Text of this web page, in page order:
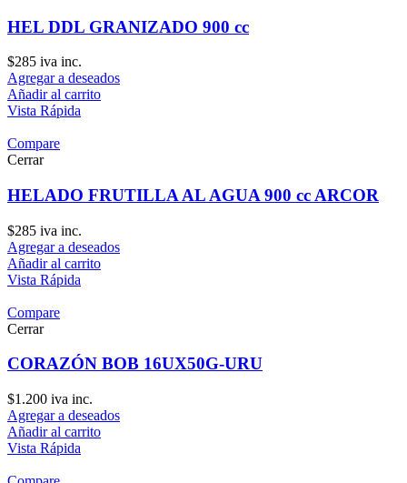
HEL DDL GRANIZADO 900 cc
$285 iva inc.
Agregar a deseados
Añadir al carrito
Vista Rápida
Compare
Cerrar
HELADO FRUTILLA AL AGUA 900 cc ARCOR
$285 iva inc.
Agregar a deseados
Añadir al carrito
Vista Rápida
Compare
Cerrar
CORAZÓN BOB 16UX50G-URU
$1.200 iva inc.
Agregar a deseados
Añadir al carrito
Vista Rápida